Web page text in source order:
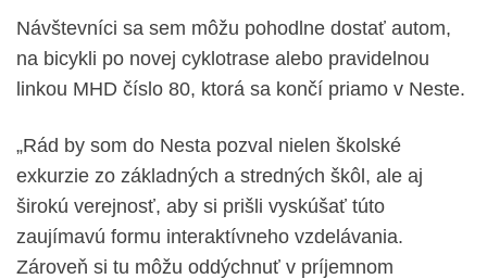
Návštevníci sa sem môžu pohodlne dostať autom,
na bicykli po novej cyklotrase alebo pravidelnou
linkou MHD číslo 80, ktorá sa končí priamo v Neste.
„Rád by som do Nesta pozval nielen školské
exkurzie zo základných a stredných škôl, ale aj
širokú verejnosť, aby si prišli vyskúšať túto
zaujímavú formu interaktívneho vzdelávania.
Zároveň si tu môžu oddýchnuť v príjemnom